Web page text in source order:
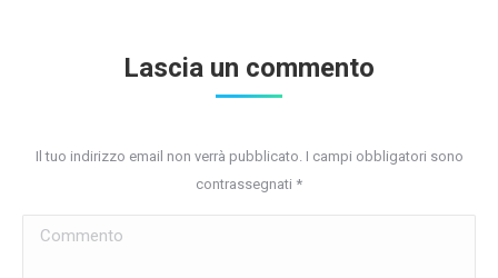
Lascia un commento
Il tuo indirizzo email non verrà pubblicato. I campi obbligatori sono
contrassegnati *
Commento